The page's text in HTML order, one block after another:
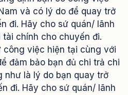
và có lý do để quay trở
đi. Hãy cho sứ quán/ lãnh
chính cho chuyến đi.
công việc hiện tại cùng với
đảm bảo bạn đủ chi trả chi
như là lý do bạn quay trở
đi. Hãy cho sứ quán/ lãnh